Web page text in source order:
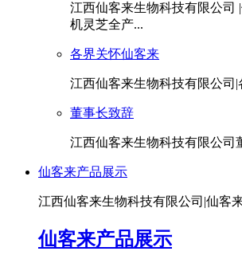
江西仙客来生物科技有限公司
机灵芝全产...
各界关怀仙客来
江西仙客来生物科技有限公司|
董事长致辞
江西仙客来生物科技有限公司
仙客来产品展示
江西仙客来生物科技有限公司|仙客
仙客来产品展示